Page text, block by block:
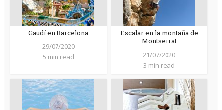
Gaudí en Barcelona
29/07/2020
5 min read
Escalar en la montaña de
Montserrat
21/07/2020
3 min read